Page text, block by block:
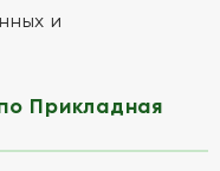
и
Прикладная